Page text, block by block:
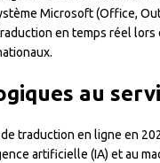
Microsoft (Office,
en temps réel lors
au
traduction en ligne en
artificielle (IA) et au